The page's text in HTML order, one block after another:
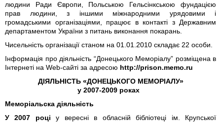
людини Ради Європи, Польською Гельсінкською фундацією
прав людини, з іншими міжнародними урядовими і
громадськими організаціями, працює в контакті з Державним
департаментом України з питань виконання покарань.
Чисельність організації станом на 01.01.2010 складає 22 особи.
Інформація про діяльність “Донецького Меморіалу” розміщена в
Інтернеті на Web-сайті за адресою http://prison.memo.ru
ДІЯЛЬНІСТЬ «ДОНЕЦЬКОГО МЕМОРІАЛУ»
у 2007-2009 роках
Меморіальска діяльність
У 2007 році у вересні в обласній бібліотеці ім. Крупської